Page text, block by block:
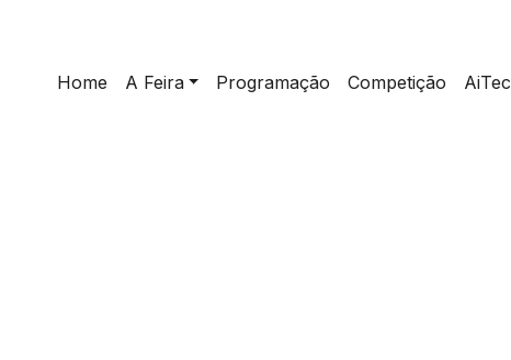
Home A Feira Programação Competição AiTec